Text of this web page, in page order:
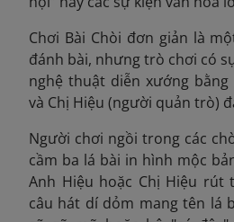
Chơi Bài Chòi đơn giản là
đánh bài, nhưng trò chơi có
nghệ thuật diễn xướng
và Chị Hiệu (người quản trò)
Người chơi ngồi trong các
cầm ba lá bài in hình mộc
Anh Hiệu hoặc Chị Hiệu rút
câu hát dí dỏm mang tên lá